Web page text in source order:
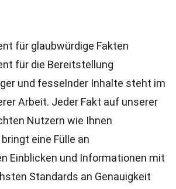
für glaubwürdige Fakten
für die Bereitstellung
und fesselnder Inhalte steht im
Arbeit. Jeder Fakt auf unserer
Nutzern wie Ihnen
eine Fülle an
Einblicken und Informationen mit
Standards an Genauigkeit